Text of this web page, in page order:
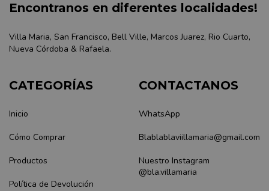
Encontranos en diferentes localidades!
Villa Maria, San Francisco, Bell Ville, Marcos Juarez, Rio Cuarto,
Nueva Córdoba & Rafaela.
CATEGORÍAS
Inicio
Cómo Comprar
Productos
Política de Devolución
CONTACTANOS
WhatsApp
Blablablaviillamaria@gmail.com
Nuestro Instagram
@bla.villamaria